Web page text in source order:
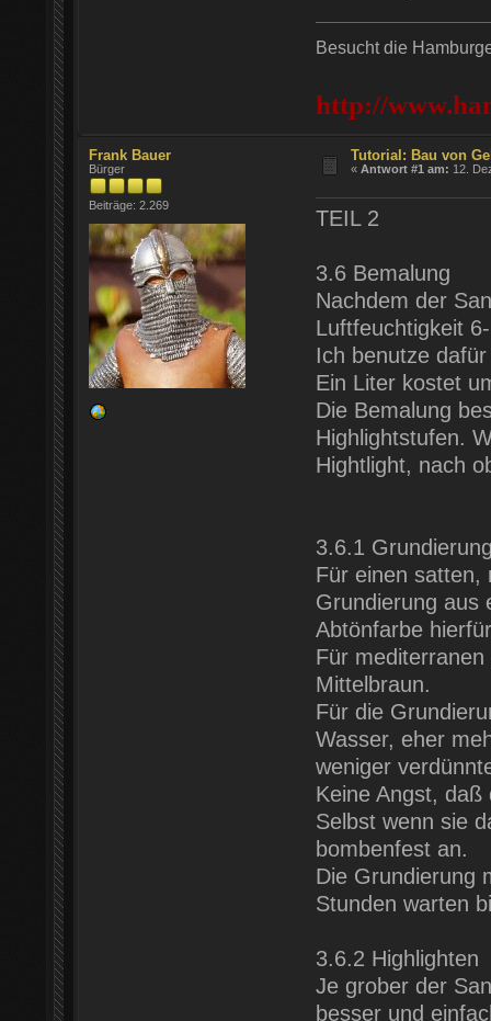
Besucht die
http://
Frank Bauer
Bürger
Beiträge: 2.269
Tutorial: Bau von
«Antwort #1 am: 12.
TEIL 2
3.6 Bemalung
Nachdem der
Luftfeuchtigkeit
Ich benutze
Ein Liter kostet
Die Bemalung
Highlightstufen.
Hightlight, nach
3.6.1
Für einen satten,
Grundierung aus
Abtönfarbe
Für
Mittelbraun.
Für die
Wasser, eher
weniger
Keine Angst,
Selbst wenn sie
bombenfest an.
Die Grundierung
Stunden warten
3.6.2 Highlighten
Je grober der
besser und